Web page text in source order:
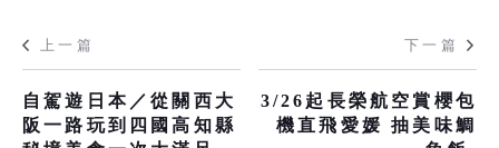
上一篇
自駕遊日本／從關西大
阪一路玩到四國高知縣
下一篇
3/26起長榮航空賞櫻包
機直飛愛媛 抽美味鯛